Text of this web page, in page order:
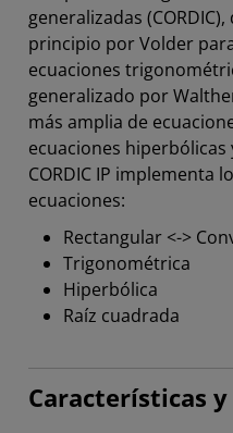
generalizadas
principio por Volder
ecuaciones
generalizado por
más amplia de
ecuaciones hiperbólicas
CORDIC IP implementa
ecuaciones:
Rectangular <->
Trigonométrica
Hiperbólica
Raíz cuadrada
Características